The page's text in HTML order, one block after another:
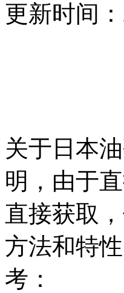
更新时间
关于日本
明，由于
直接获取
方法和特
考：